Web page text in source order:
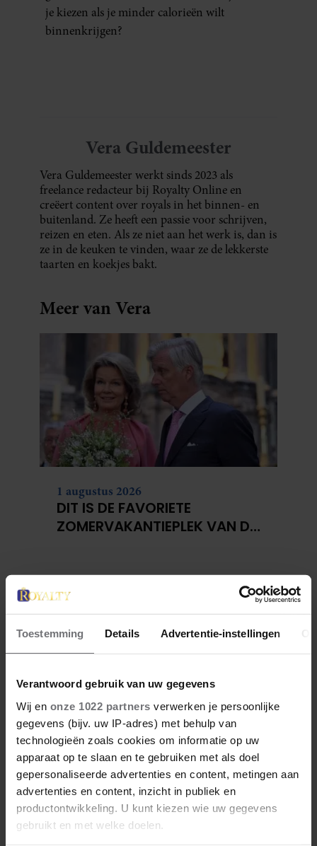
Toestemming Details Advertentie-instellingen
Verantwoord gebruik van uw gegevens
Wij en onze 1022 partners verwerken je persoonlijke
gegevens (bijv. uw IP-adres) met behulp van
technologieën zoals cookies om informatie op uw
apparaat op te slaan en te gebruiken met als doel
gepersonaliseerde advertenties en content, metingen aan
advertenties en content, inzicht in publiek en
productontwikkeling. U kunt kiezen wie uw gegevens
gebruikt en met welke doelen.
je kiezen als je minder calorieën wilt
binnenkrijgen?
Vera Guldemeester
Vera Guldemeester werkt sinds 2023 als
freelance redacteur bij Royalty Online en
creëert content over royals in het binnen- en
buitenland. Ze heeft een passie voor schrijven,
reizen en eten. Als ze niet aan het werk is, dan is
ze in de keuken te vinden, waar ze de lekkerste
taarten en koekjes bakt.
Meer van Vera
1 augustus 2026
DIT IS DE FAVORIETE
ZOMERVAKANTIEPLEK VAN DE
28 april 2026
DIT ZIJN DE 4 FAVORIETE
MODEMERKEN VAN PRINSES
CATHERINE